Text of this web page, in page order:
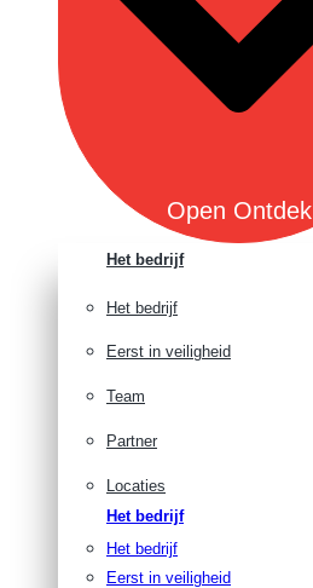
Open Ontdek
Het bedrijf
Het bedrijf
Eerst in veiligheid
Team
Partner
Locaties
Het bedrijf
Het bedrijf
Eerst in veiligheid